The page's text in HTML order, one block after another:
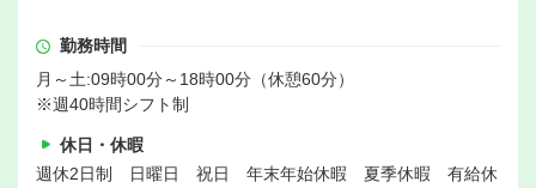
勤務時間
月～土:09時00分～18時00分（休憩60分）
※週40時間シフト制
休日・休暇
週休2日制 日曜日 祝日 年末年始休暇 夏季休暇 有給休